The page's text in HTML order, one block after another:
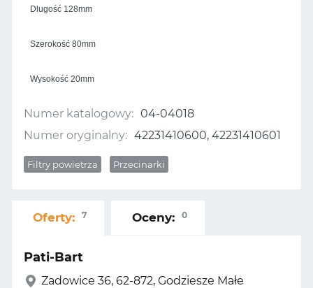
Dlugość 128mm
Szerokość 80mm
Wysokość 20mm
Numer katalogowy: 04-04018
Numer oryginalny: 42231410600, 42231410601
Filtry powietrza Przecinarki
Oferty: 7 Oceny: 0
Pati-Bart
Zadowice 36, 62-872, Godziesze Małe